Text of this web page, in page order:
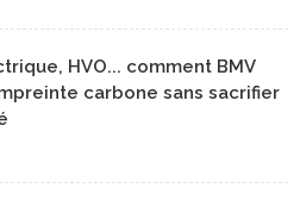
HVO... comment BMV
carbone sans sacrifier